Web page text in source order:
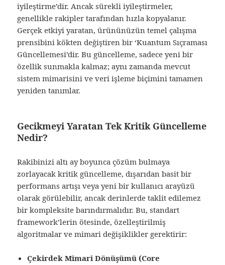
iyileştirme’dir. Ancak sürekli iyileştirmeler,
genellikle rakipler tarafından hızla kopyalanır.
Gerçek etkiyi yaratan, ürününüzün temel çalışma
prensibini kökten değiştiren bir ‘Kuantum Sıçraması
Güncellemesi’dir. Bu güncelleme, sadece yeni bir
özellik sunmakla kalmaz; aynı zamanda mevcut
sistem mimarisini ve veri işleme biçimini tamamen
yeniden tanımlar.
Gecikmeyi Yaratan Tek Kritik Güncelleme
Nedir?
Rakibinizi altı ay boyunca çözüm bulmaya
zorlayacak kritik güncelleme, dışarıdan basit bir
performans artışı veya yeni bir kullanıcı arayüzü
olarak görülebilir, ancak derinlerde taklit edilemez
bir kompleksite barındırmalıdır. Bu, standart
framework’lerin ötesinde, özelleştirilmiş
algoritmalar ve mimari değişiklikler gerektirir:
Çekirdek Mimari Dönüşümü (Core